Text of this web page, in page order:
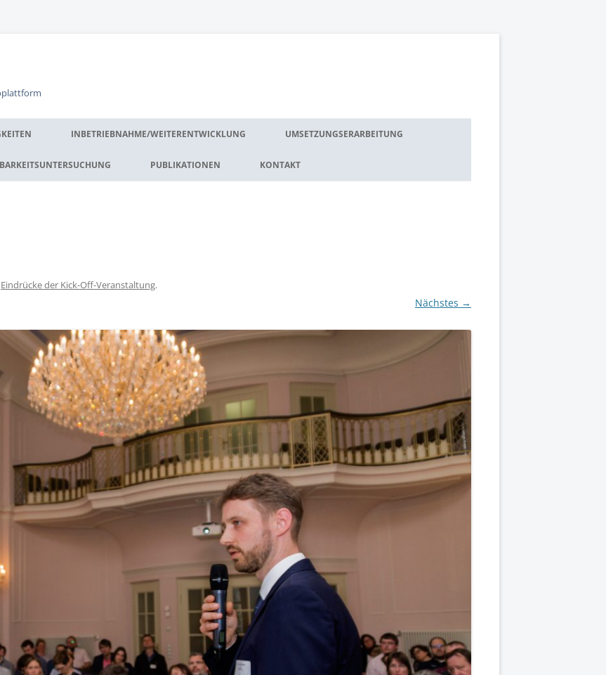
INBETRIEBNAHME/WEITERENTWICKLUNG UMSETZUNGSERARBEITUNG
PRODUKTEINFÜHRUNG
· TP 3:
WIRTSCHAFTLICHKEITSUNTERSUCHUNG
· TP 4: POTENTIALANALYSE
· TP 5: FLIPPED CONSULTING
· TP 6: IMAGE SOOC
· TP 7: VI ASSESS
· TP 8: INTERNATIONALISIERUNG
· TP 9: MULTI-ANGLE-
PUBLIKATIONEN KONTAKT
Eindrücke der Kick-Off-Veranstaltung.
Nächstes →